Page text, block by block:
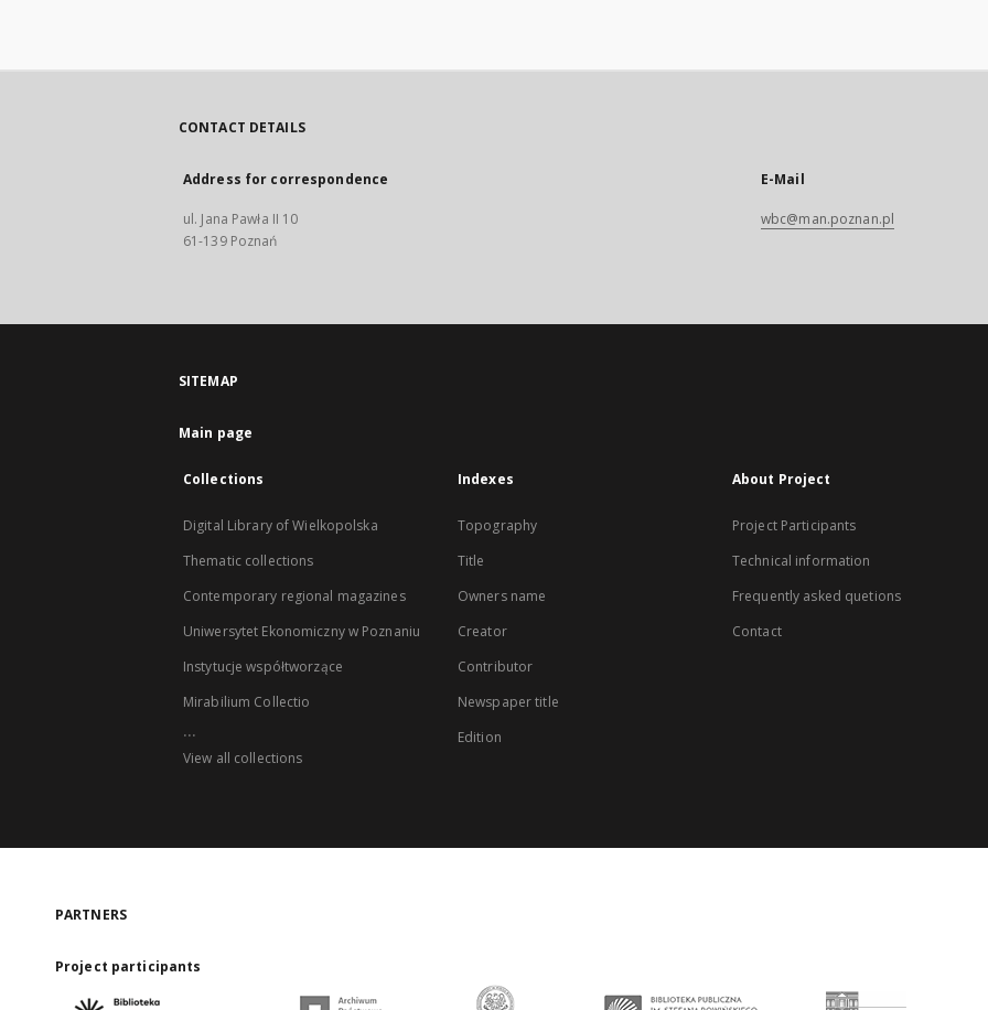
CONTACT DETAILS
Address for correspondence
ul. Jana Pawła II 10
61-139 Poznań
E-Mail
wbc@man.poznan.pl
SITEMAP
Main page
Collections
Digital Library of Wielkopolska
Thematic collections
Contemporary regional magazines
Uniwersytet Ekonomiczny w Poznaniu
Instytucje współtworzące
Mirabilium Collectio
...
View all collections
Indexes
Topography
Title
Owners name
Creator
Contributor
Newspaper title
Edition
About Project
Project Participants
Technical information
Frequently asked quetions
Contact
PARTNERS
Project participants